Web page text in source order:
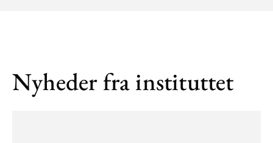
Nyheder fra instituttet